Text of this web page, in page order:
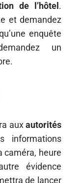
de l’hôtel .
et demandez
enquête
un
auxautorités
informations
caméra, heure
évidence
de lancer